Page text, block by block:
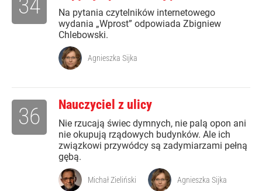
Na pytania czytelników internetowego
wydania „Wprost” odpowiada Zbigniew
Chlebowski.
34
Agnieszka Sijka
Nauczyciel z ulicy
Nie rzucają świec dymnych, nie palą opon ani
nie okupują rządowych budynków. Ale ich
związkowi przywódcy są zadymiarzami pełną
gębą.
36
Michał Zieliński Agnieszka Sijka